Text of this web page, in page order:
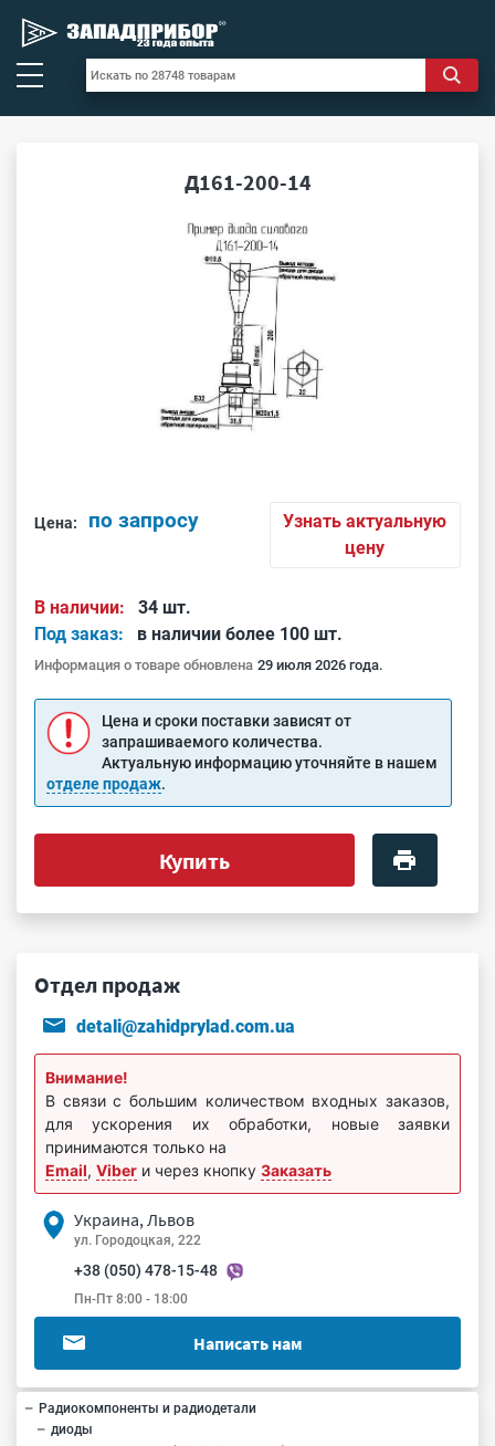
Д161-200-14
Цена: по запросу
Узнать актуальную
цену
В наличии:
34 шт.
Под заказ:
в наличии более 100 шт.
Информация о товаре обновлена 29 июля 2026 года.
Цена и сроки поставки зависят от
запрашиваемого количества.
Актуальную информацию уточняйте в нашем
отделе продаж.
Купить
Отдел продаж
detali@zahidprylad.com.ua
Внимание!
В связи с большим количеством входных заказов,
для ускорения их обработки, новые заявки
принимаются только на
Email, Viber и через кнопку Заказать
Украина, Львов
ул. Городоцкая, 222
+38 (050) 478-15-48
Пн-Пт 8:00 - 18:00
Написать нам
Радиокомпоненты и радиодетали
диоды